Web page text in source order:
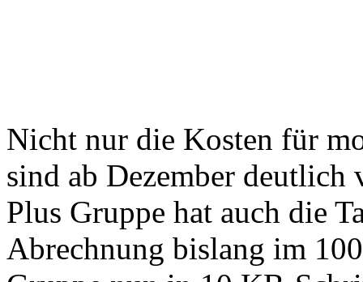
Nicht nur die Kosten für
sind ab Dezember
Plus Gruppe hat auch die
Abrechnung bislang im